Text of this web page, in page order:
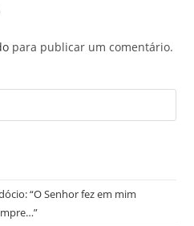
para publicar um comentário.
“O Senhor fez em mim